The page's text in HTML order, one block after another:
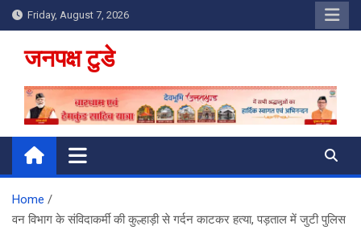
Skip
to
content
Friday, August 7, 2026
जनपक्ष टुडे
Home
वन विभाग के संविदाकर्मी की कुल्हाड़ी से गर्दन काटकर हत्या, पड़ताल में जुटी पुलिस